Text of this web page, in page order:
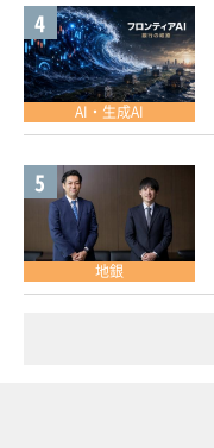
4
AI・生成AI
5
地銀